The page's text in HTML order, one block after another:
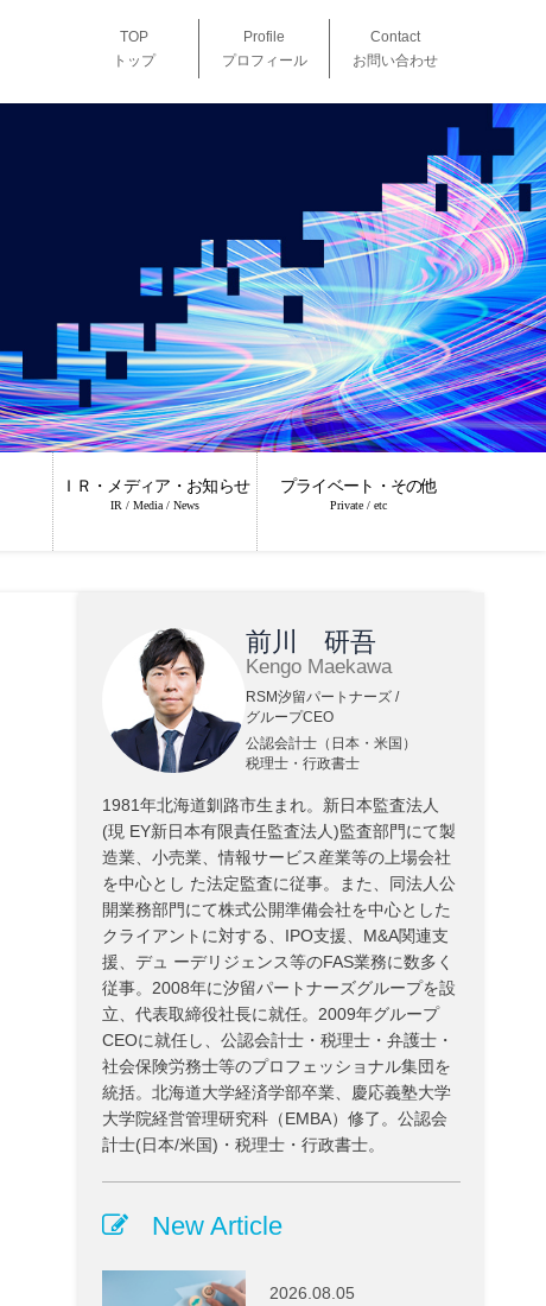
TOP
トップ
Profile
プロフィール
Contact
お問い合わせ
ＩＲ・メディア・お知らせ
IR / Media / News
プライベート・その他
Private / etc
前川 研吾
Kengo Maekawa
RSM汐留パートナーズ /
グループCEO
公認会計士（日本・米国）
税理士・行政書士
1981年北海道釧路市生まれ。新日本監査法人
(現 EY新日本有限責任監査法人)監査部門にて製
造業、小売業、情報サービス産業等の上場会社
を中心とし た法定監査に従事。また、同法人公
開業務部門にて株式公開準備会社を中心とした
クライアントに対する、IPO支援、M&A関連支
援、デュ ーデリジェンス等のFAS業務に数多く
従事。2008年に汐留パートナーズグループを設
立、代表取締役社長に就任。2009年グループ
CEOに就任し、公認会計士・税理士・弁護士・
社会保険労務士等のプロフェッショナル集団を
統括。北海道大学経済学部卒業、慶応義塾大学
大学院経営管理研究科（EMBA）修了。公認会
計士(日本/米国)・税理士・行政書士。
New Article
2026.08.05